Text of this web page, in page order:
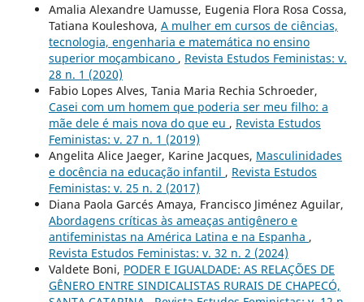
Amalia Alexandre Uamusse, Eugenia Flora Rosa Cossa,
Tatiana Kouleshova, A mulher em cursos de ciências,
tecnologia, engenharia e matemática no ensino
superior moçambicano , Revista Estudos Feministas: v.
28 n. 1 (2020)
Fabio Lopes Alves, Tania Maria Rechia Schroeder,
Casei com um homem que poderia ser meu filho: a
mãe dele é mais nova do que eu , Revista Estudos
Feministas: v. 27 n. 1 (2019)
Angelita Alice Jaeger, Karine Jacques, Masculinidades
e docência na educação infantil , Revista Estudos
Feministas: v. 25 n. 2 (2017)
Diana Paola Garcés Amaya, Francisco Jiménez Aguilar,
Abordagens críticas às ameaças antigênero e
antifeministas na América Latina e na Espanha ,
Revista Estudos Feministas: v. 32 n. 2 (2024)
Valdete Boni, PODER E IGUALDADE: AS RELAÇÕES DE
GÊNERO ENTRE SINDICALISTAS RURAIS DE CHAPECÓ,